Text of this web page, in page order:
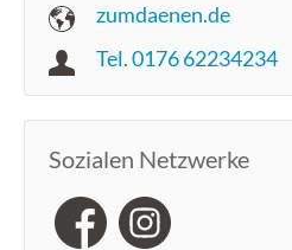
zumdaenen.de
Tel. 0176 62234234
Sozialen Netzwerke